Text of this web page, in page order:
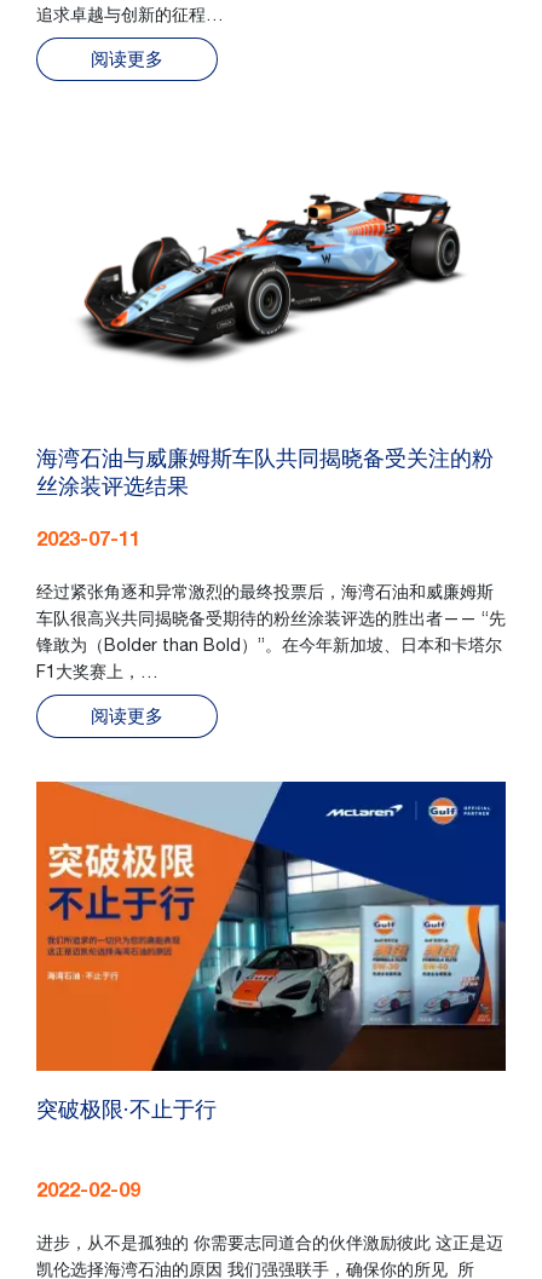
追求卓越与创新的征程…
阅读更多
海湾石油与威廉姆斯车队共同揭晓备受关注的粉
丝涂装评选结果
2023-07-11
经过紧张角逐和异常激烈的最终投票后，海湾石油和威廉姆斯
车队很高兴共同揭晓备受期待的粉丝涂装评选的胜出者—— “先
锋敢为（Bolder than Bold）”。在今年新加坡、日本和卡塔尔
F1大奖赛上，…
阅读更多
突破极限·不止于行
2022-02-09
进步，从不是孤独的 你需要志同道合的伙伴激励彼此 这正是迈
凯伦选择海湾石油的原因 我们强强联手，确保你的所见 所